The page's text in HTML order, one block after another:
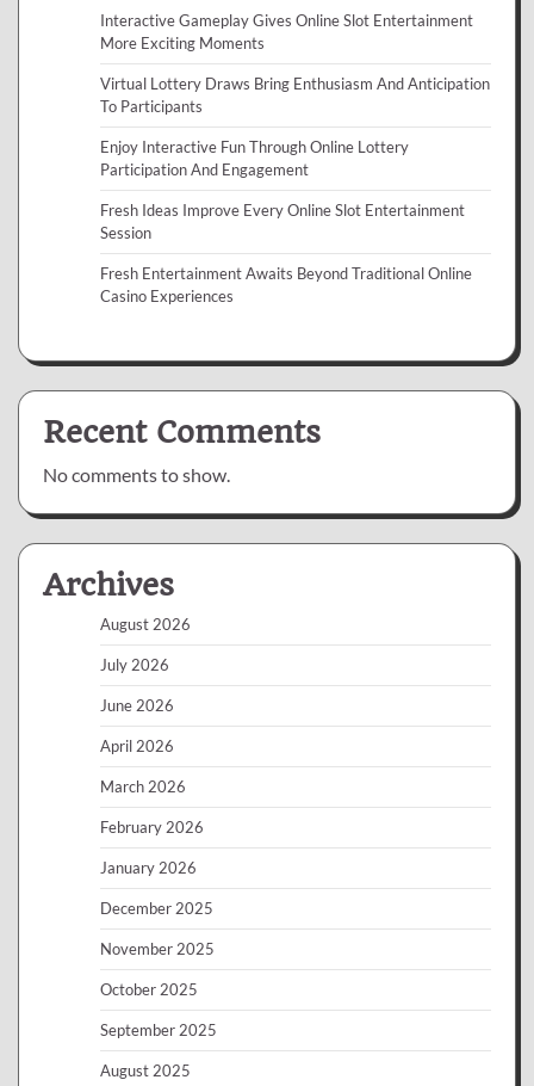
Interactive Gameplay Gives Online Slot Entertainment
More Exciting Moments
Virtual Lottery Draws Bring Enthusiasm And Anticipation
To Participants
Enjoy Interactive Fun Through Online Lottery
Participation And Engagement
Fresh Ideas Improve Every Online Slot Entertainment
Session
Fresh Entertainment Awaits Beyond Traditional Online
Casino Experiences
Recent Comments
No comments to show.
Archives
August 2026
July 2026
June 2026
April 2026
March 2026
February 2026
January 2026
December 2025
November 2025
October 2025
September 2025
August 2025